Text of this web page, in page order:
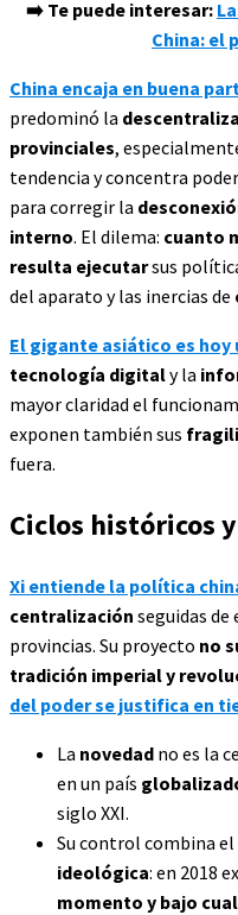
➡️ Te puede interesar:
China: el
China encaja en buena
predominó la
provinciales,
tendencia y concentra
para corregir la
interno. El dilema: cuanto
resulta ejecutarsus
del aparato y las inercias de
El gigante asiático es
tecnología digitaly la
mayor claridad el
exponen también sus
fuera.
Ciclos históricos
Xi entiende la política
centralización seguidas de
provincias. Su proyecto no
tradición imperial y
del poder se justifica en
La novedad no es la
en un país
siglo XXI.
Su control combina el
ideológica: en 2018
momento y bajo